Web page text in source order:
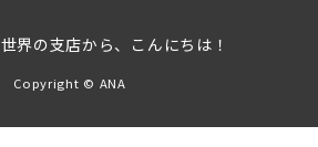
世界の支店から、こんにちは！
Copyright © ANA